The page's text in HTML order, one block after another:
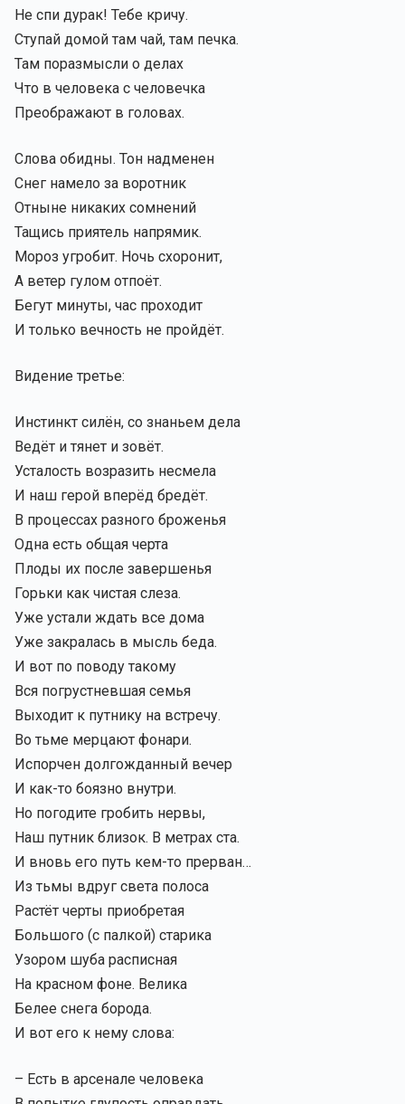
Не спи дурак! Тебе кричу.
Ступай домой там чай, там печка.
Там поразмысли о делах
Что в человека с человечка
Преображают в головах.
Слова обидны. Тон надменен
Снег намело за воротник
Отныне никаких сомнений
Тащись приятель напрямик.
Мороз угробит. Ночь схоронит,
А ветер гулом отпоёт.
Бегут минуты, час проходит
И только вечность не пройдёт.
Видение третье:
Инстинкт силён, со знаньем дела
Ведёт и тянет и зовёт.
Усталость возразить несмела
И наш герой вперёд бредёт.
В процессах разного броженья
Одна есть общая черта
Плоды их после завершенья
Горьки как чистая слеза.
Уже устали ждать все дома
Уже закралась в мысль беда.
И вот по поводу такому
Вся погрустневшая семья
Выходит к путнику на встречу.
Во тьме мерцают фонари.
Испорчен долгожданный вечер
И как-то боязно внутри.
Но погодите гробить нервы,
Наш путник близок. В метрах ста.
И вновь его путь кем-то прерван…
Из тьмы вдруг света полоса
Растёт черты приобретая
Большого (с палкой) старика
Узором шуба расписная
На красном фоне. Велика
Белее снега борода.
И вот его к нему слова:
– Есть в арсенале человека